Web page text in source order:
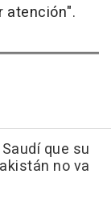
atención".
que su
no va